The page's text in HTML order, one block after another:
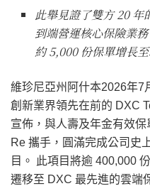
此舉見證了雙方 20 年
到端營運核心保險業
約 5,000 份保單增長
維珍尼亞州阿什本2026年7
創新業界領先在前的 DXC
宣佈，與人壽及年金有效
Re 攜手，圓滿完成公司史
目。 此項目將逾 400,000
遷移至 DXC 最先進的雲端